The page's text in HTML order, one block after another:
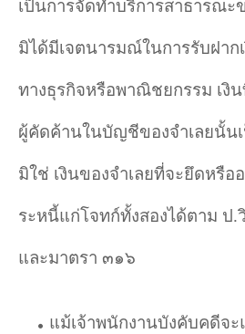
เป็นการจัดทำบริการสาธารณะ
มิได้มีเจตนารมณ์ในการรับฝาก
ทางธุรกิจหรือพาณิชยกรรม เงิ
ผู้คัดค้านในบัญชีของจําเลยนั้น
มิใช่ เงินของจําเลยที่จะยึดหรือ
ระหนี้แก่โจทก์ทั้งสองได้ตาม ป.
และมาตรา ๓๑๖
แม้เจ้าพนักงานบังคับคดีจะ